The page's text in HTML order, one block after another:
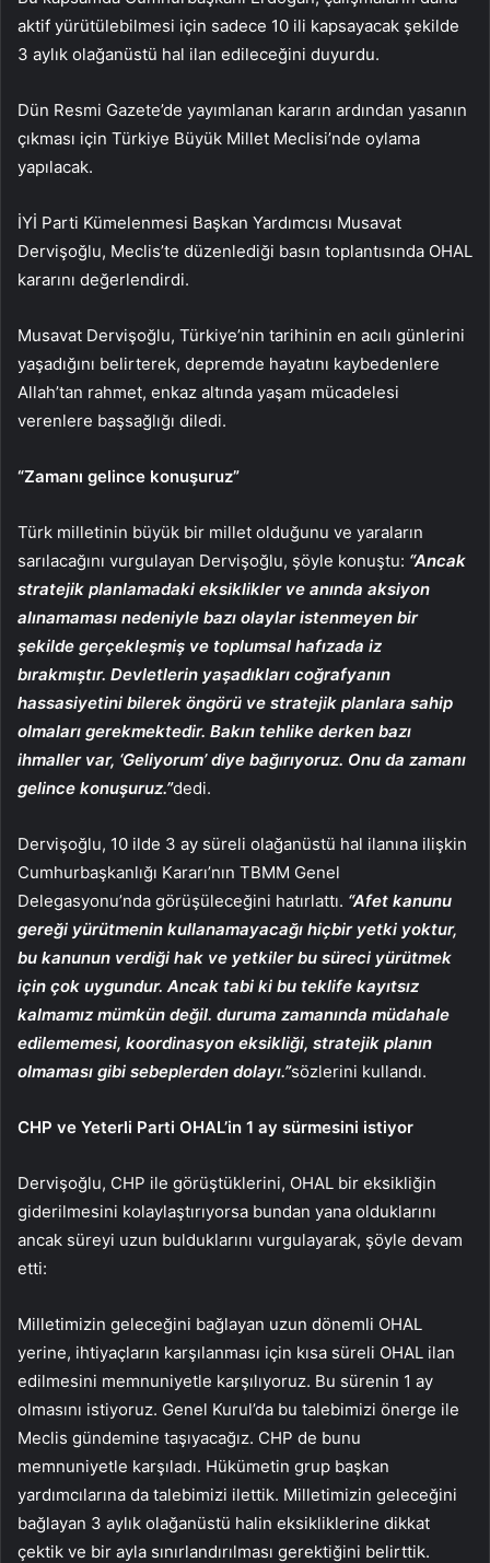
aktif yürütülebilmesi için sadece 10 ili kapsayacak şekilde
3 aylık olağanüstü hal ilan edileceğini duyurdu.
Dün Resmi Gazete’de yayımlanan kararın ardından yasanın
çıkması için Türkiye Büyük Millet Meclisi’nde oylama
yapılacak.
İYİ Parti Kümelenmesi Başkan Yardımcısı Musavat
Dervişoğlu, Meclis’te düzenlediği basın toplantısında OHAL
kararını değerlendirdi.
Musavat Dervişoğlu, Türkiye’nin tarihinin en acılı günlerini
yaşadığını belirterek, depremde hayatını kaybedenlere
Allah’tan rahmet, enkaz altında yaşam mücadelesi
verenlere başsağlığı diledi.
“Zamanı gelince konuşuruz”
Türk milletinin büyük bir millet olduğunu ve yaraların
sarılacağını vurgulayan Dervişoğlu, şöyle konuştu: “Ancak
stratejik planlamadaki eksiklikler ve anında aksiyon
alınamaması nedeniyle bazı olaylar istenmeyen bir
şekilde gerçekleşmiş ve toplumsal hafızada iz
bırakmıştır. Devletlerin yaşadıkları coğrafyanın
hassasiyetini bilerek öngörü ve stratejik planlara sahip
olmaları gerekmektedir. Bakın tehlike derken bazı
ihmaller var, ‘Geliyorum’ diye bağırıyoruz. Onu da zamanı
gelince konuşuruz.”dedi.
Dervişoğlu, 10 ilde 3 ay süreli olağanüstü hal ilanına ilişkin
Cumhurbaşkanlığı Kararı’nın TBMM Genel
Delegasyonu’nda görüşüleceğini hatırlattı. “Afet kanunu
gereği yürütmenin kullanamayacağı hiçbir yetki yoktur,
bu kanunun verdiği hak ve yetkiler bu süreci yürütmek
için çok uygundur. Ancak tabi ki bu teklife kayıtsız
kalmamız mümkün değil. duruma zamanında müdahale
edilememesi, koordinasyon eksikliği, stratejik planın
olmaması gibi sebeplerden dolayı.”sözlerini kullandı.
CHP ve Yeterli Parti OHAL’in 1 ay sürmesini istiyor
Dervişoğlu, CHP ile görüştüklerini, OHAL bir eksikliğin
giderilmesini kolaylaştırıyorsa bundan yana olduklarını
ancak süreyi uzun bulduklarını vurgulayarak, şöyle devam
etti:
Milletimizin geleceğini bağlayan uzun dönemli OHAL
yerine, ihtiyaçların karşılanması için kısa süreli OHAL ilan
edilmesini memnuniyetle karşılıyoruz. Bu sürenin 1 ay
olmasını istiyoruz. Genel Kurul’da bu talebimizi önerge ile
Meclis gündemine taşıyacağız. CHP de bunu
memnuniyetle karşıladı. Hükümetin grup başkan
yardımcılarına da talebimizi ilettik. Milletimizin geleceğini
bağlayan 3 aylık olağanüstü halin eksikliklerine dikkat
çektik ve bir ayla sınırlandırılması gerektiğini belirttik.